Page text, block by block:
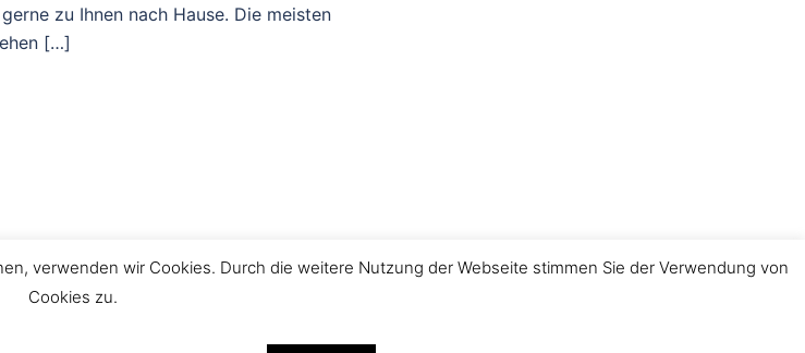
zu Ihnen nach Hause. Die meisten
[…]
verwenden wir Cookies. Durch die weitere Nutzung der Webseite stimmen Sie der Verwendung von
Cookies zu.